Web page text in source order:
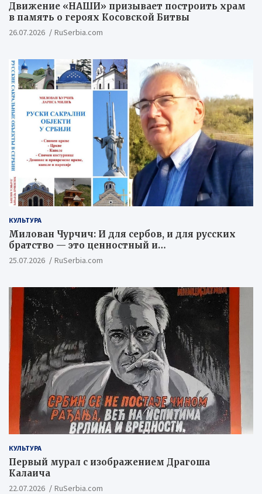
Движение «НАШИ» призывает построить храм
в память о героях Косовской Битвы
26.07.2026 RuSerbia.com
КУЛЬТУРА
Милован Чурчич: И для сербов, и для русских
братство — это ценностный и
цивилизационный концепт
25.07.2026 RuSerbia.com
КУЛЬТУРА
Первый мурал с изображением Драгоша
Калаича
22.07.2026 RuSerbia.com